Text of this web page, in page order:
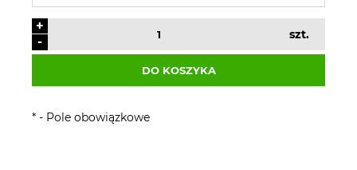
-
+
szt.
DO KOSZYKA
* - Pole obowiązkowe